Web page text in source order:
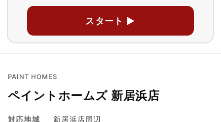
スタート ▶
PAINT HOMES
ペイントホームズ 新居浜店
対応地域
新居浜店周辺